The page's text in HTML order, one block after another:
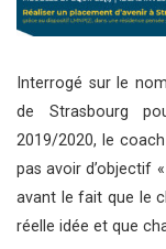
Interrogé sur le
de Strasbourg
2019/2020, le
pas avoir d’objectif
avant le fait que le
réelle idée et que